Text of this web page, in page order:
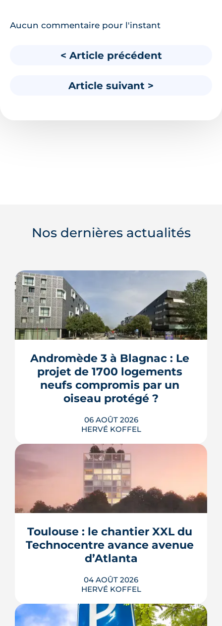
Aucun commentaire pour l'instant
< Article précédent
Article suivant >
Nos dernières actualités
Andromède 3 à Blagnac : Le
projet de 1700 logements
neufs compromis par un
oiseau protégé ?
06 AOÛT 2026
HERVÉ KOFFEL
La troisième et dernière phase de
l'écoquartier Andromède doit livrer
près de 1 700 logements à partir de
protégé, la cisticole des joncs, contraint
fortement le plan d'aménagement et
repousse un calendrier déjà tendu.
LIRE L'ARTICLE
Toulouse : le chantier XXL du
Technocentre avance avenue
d’Atlanta
04 AOÛT 2026
HERVÉ KOFFEL